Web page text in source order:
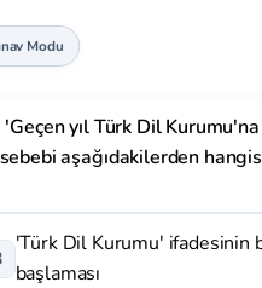
Modu
yıl Türk Dil
sebebi aşağıdakilerden
'Türk Dil Kurumu' ifadesinin
başlaması